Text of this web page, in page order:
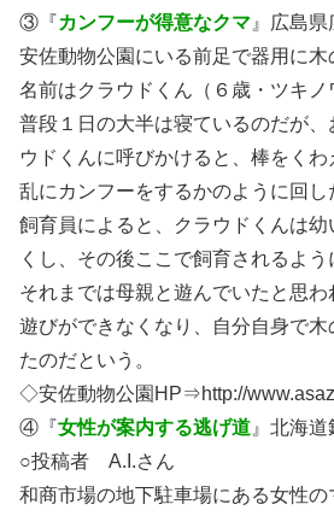
③『カンフーが得意なクマ 』広島
安佐動物公園にいる前足で器用に木
名前はクラウドくん（６歳・ツキノ
普段１日の大半は寝ているのだが
ウドくんに呼びかけると、棒をく
乱にカンフーをするかのように回し
飼育員によると、クラウドくんは
くし、その後ここで飼育されるよう
それまでは母親と遊んでいたと思わ
遊びができなくなり、自分自身で木
たのだという。
◇安佐動物公園HP⇒http://
④『女性が案内する逃げ道 』北海
○投稿者 A.I.さん
和商市場の地下駐車場にある女性